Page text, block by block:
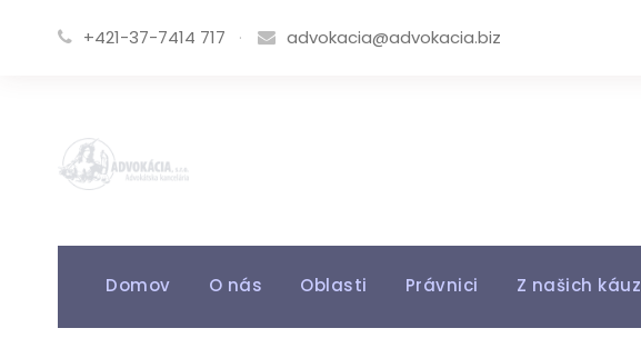
+421-37-7414 717 · advokacia@advokacia.biz
Domov O nás Oblasti Právnici Z našich káuz